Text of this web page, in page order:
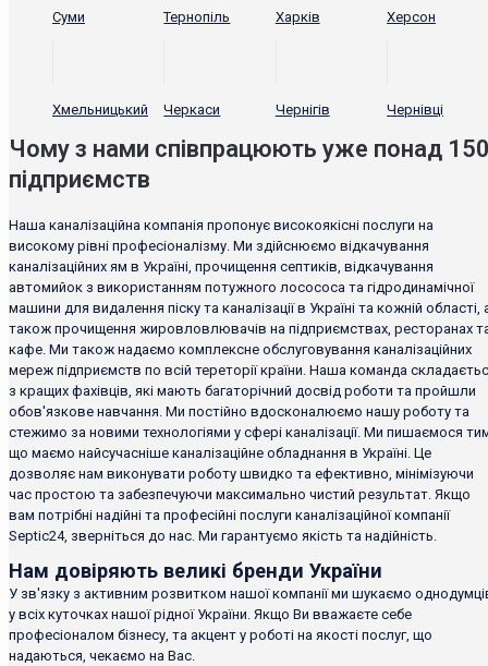
Суми Тернопіль Харків Херсон
Хмельницький Черкаси Чернігів Чернівці
Чому з нами співпрацюють уже понад
підприємств
Наша каналізаційна компанія пропонує високоякісні послуги на
високому рівні професіоналізму. Ми здійснюємо відкачування
каналізаційних ям в Україні, прочищення септиків, відкачування
автомийок з використанням потужного лосососа та гідродинамічної
машини для видалення піску та каналізації в Україні та кожній області,
також прочищення жировловлювачів на підприємствах, ресторанах
кафе. Ми також надаємо комплексне обслуговування каналізаційних
мереж підприємств по всій тереторії країни. Наша команда
з кращих фахівців, які мають багаторічний досвід роботи та пройшли
обов'язкове навчання. Ми постійно вдосконалюємо нашу роботу та
стежимо за новими технологіями у сфері каналізації. Ми пишаємося
що маємо найсучасніше каналізаційне обладнання в Україні. Це
дозволяє нам виконувати роботу швидко та ефективно, мінімізуючи
час простою та забезпечуючи максимально чистий результат. Якщо
вам потрібні надійні та професійні послуги каналізаційної компанії
Septic24, зверніться до нас. Ми гарантуємо якість та надійність.
Нам довіряють великі бренди України
У зв'язку з активним розвитком нашої компанії ми шукаємо
у всіх куточках нашої рідної України. Якщо Ви вважаєте себе
професіоналом бізнесу, та акцент у роботі на якості послуг, що
надаються, чекаємо на Вас.